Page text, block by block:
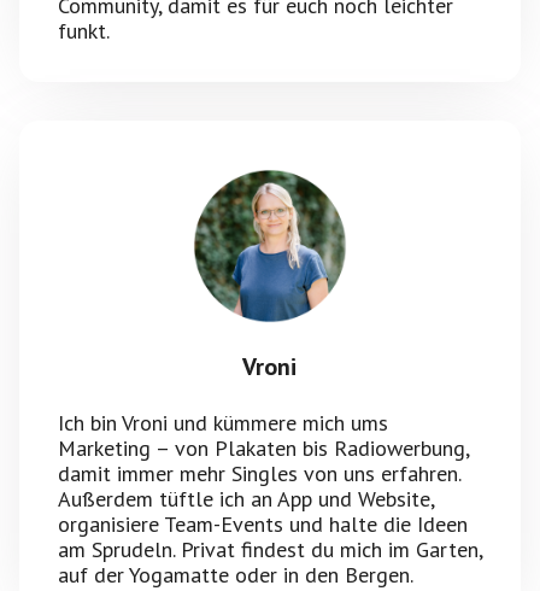
Community, damit es für euch noch leichter
funkt.
Vroni
Ich bin Vroni und kümmere mich ums
Marketing – von Plakaten bis Radiowerbung,
damit immer mehr Singles von uns erfahren.
Außerdem tüftle ich an App und Website,
organisiere Team-Events und halte die Ideen
am Sprudeln. Privat findest du mich im Garten,
auf der Yogamatte oder in den Bergen.